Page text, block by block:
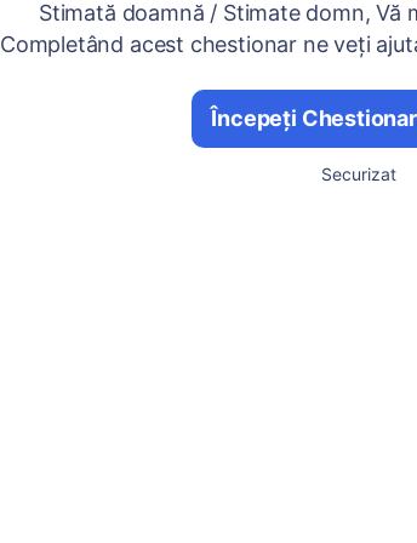
Stimată doamnă / Stimate domn, Vă
Completând acest chestionar ne veți
Începeți
Securizat